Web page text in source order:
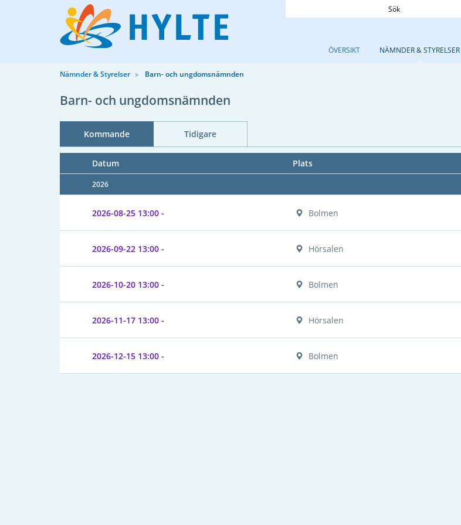
Sök
ÖVERSIKT NÄMNDER & STYRELSER
Nämnder & Styrelser Barn- och ungdomsnämnden
Barn- och ungdomsnämnden
Kommande Tidigare
Datum Plats
2026
2026-08-25 13:00 - Bolmen
2026-09-22 13:00 - Hörsalen
2026-10-20 13:00 - Bolmen
2026-11-17 13:00 - Hörsalen
2026-12-15 13:00 - Bolmen